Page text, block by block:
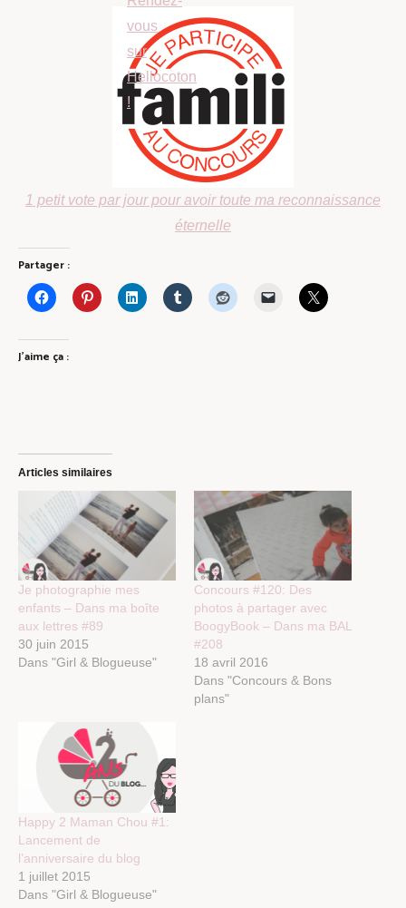
1 petit vote par jour pour avoir toute ma reconnaissance
éternelle
Partager :
J’aime ça :
Articles similaires
Je photographie mes
enfants – Dans ma boîte
aux lettres #89
30 juin 2015
Dans "Girl & Blogueuse"
Concours #120: Des
photos à partager avec
BoogyBook – Dans ma BAL
#208
18 avril 2016
Dans "Concours & Bons
plans"
Happy 2 Maman Chou #1:
Lancement de
l’anniversaire du blog
1 juillet 2015
Dans "Girl & Blogueuse"